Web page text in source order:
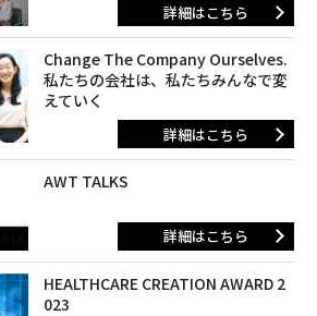
詳細はこちら
Change The Company Ourselves.
私たちの会社は、私たちみんなで変
えていく
詳細はこちら
AWT TALKS
詳細はこちら
HEALTHCARE CREATION AWARD 2
023